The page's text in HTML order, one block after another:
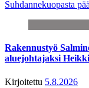
Suhdannekuopasta
Rakennustyö
aluejohtajaksi
Kirjoitettu 5.8.2026